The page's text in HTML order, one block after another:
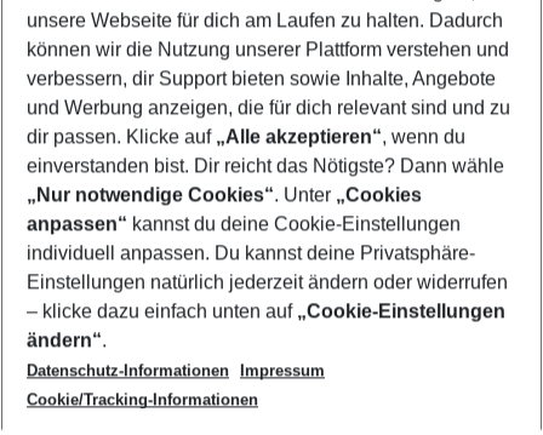
Quicklinks
Flug & Hotel Sri Lanka
Pauschalreisen Sri Lanka
Footer
Footer navigation
Über uns
AGB
Bestpreisgarantie
Cookie-Einstellungen ändern
Cookie-Richtlinie
Agenturbetreuung
Barrierefreies Reisen
Folge uns
unsere Webseite für dich am Laufen zu halten. Dadurch
können wir die Nutzung unserer Plattform verstehen und
verbessern, dir Support bieten sowie Inhalte, Angebote
und Werbung anzeigen, die für dich relevant sind und zu
dir passen. Klicke auf „Alle akzeptieren“, wenn du
einverstanden bist. Dir reicht das Nötigste? Dann wähle
„Nur notwendige Cookies“. Unter „Cookies
anpassen“ kannst du deine Cookie-Einstellungen
individuell anpassen. Du kannst deine Privatsphäre-
Einstellungen natürlich jederzeit ändern oder widerrufen
– klicke dazu einfach unten auf „Cookie-Einstellungen
ändern“.
Datenschutz-Informationen
Impressum
Cookie/Tracking-Informationen